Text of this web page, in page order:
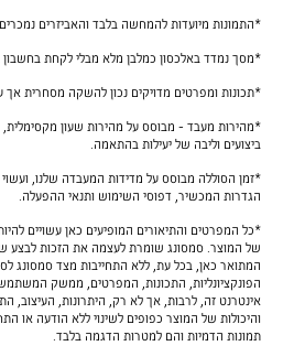
*התמונות מיועדות להמחשה בלבד והאביזרים
*מסך נמדד באלכסון כמלבן מלא מבלי לקחת בחשבון
*תכונות ומפרטים מדויקים נכון להשקה מסחרית
*מהירות מעבד - מבוסס על מהירות שעון
ביצועים וליבה של יעילות בהתאמה.
*זמן הסוללה מבוסס על מדידות המעבדה שלנו,
הגדרות המכשיר, דפוסי השימוש ותנאי ההפעלה.
*כל המפרטים והתיאורים המופיעים כאן עשויים
של המוצר. סמסונג שומרת לעצמה את הזכות לבצע
המתואר כאן, בכל עת, ללא התחייבות מצד סמסונג
הפונקציונליות, התכונות, המפרטים, ממשק
אינטרנט זה, לרבות, אך לא רק, היתרונות, העיצוב,
והיכולות של המוצר כפופים לשינוי ללא הודעה או
תמונות הדמיות והם למטרות הדגמה בלבד.